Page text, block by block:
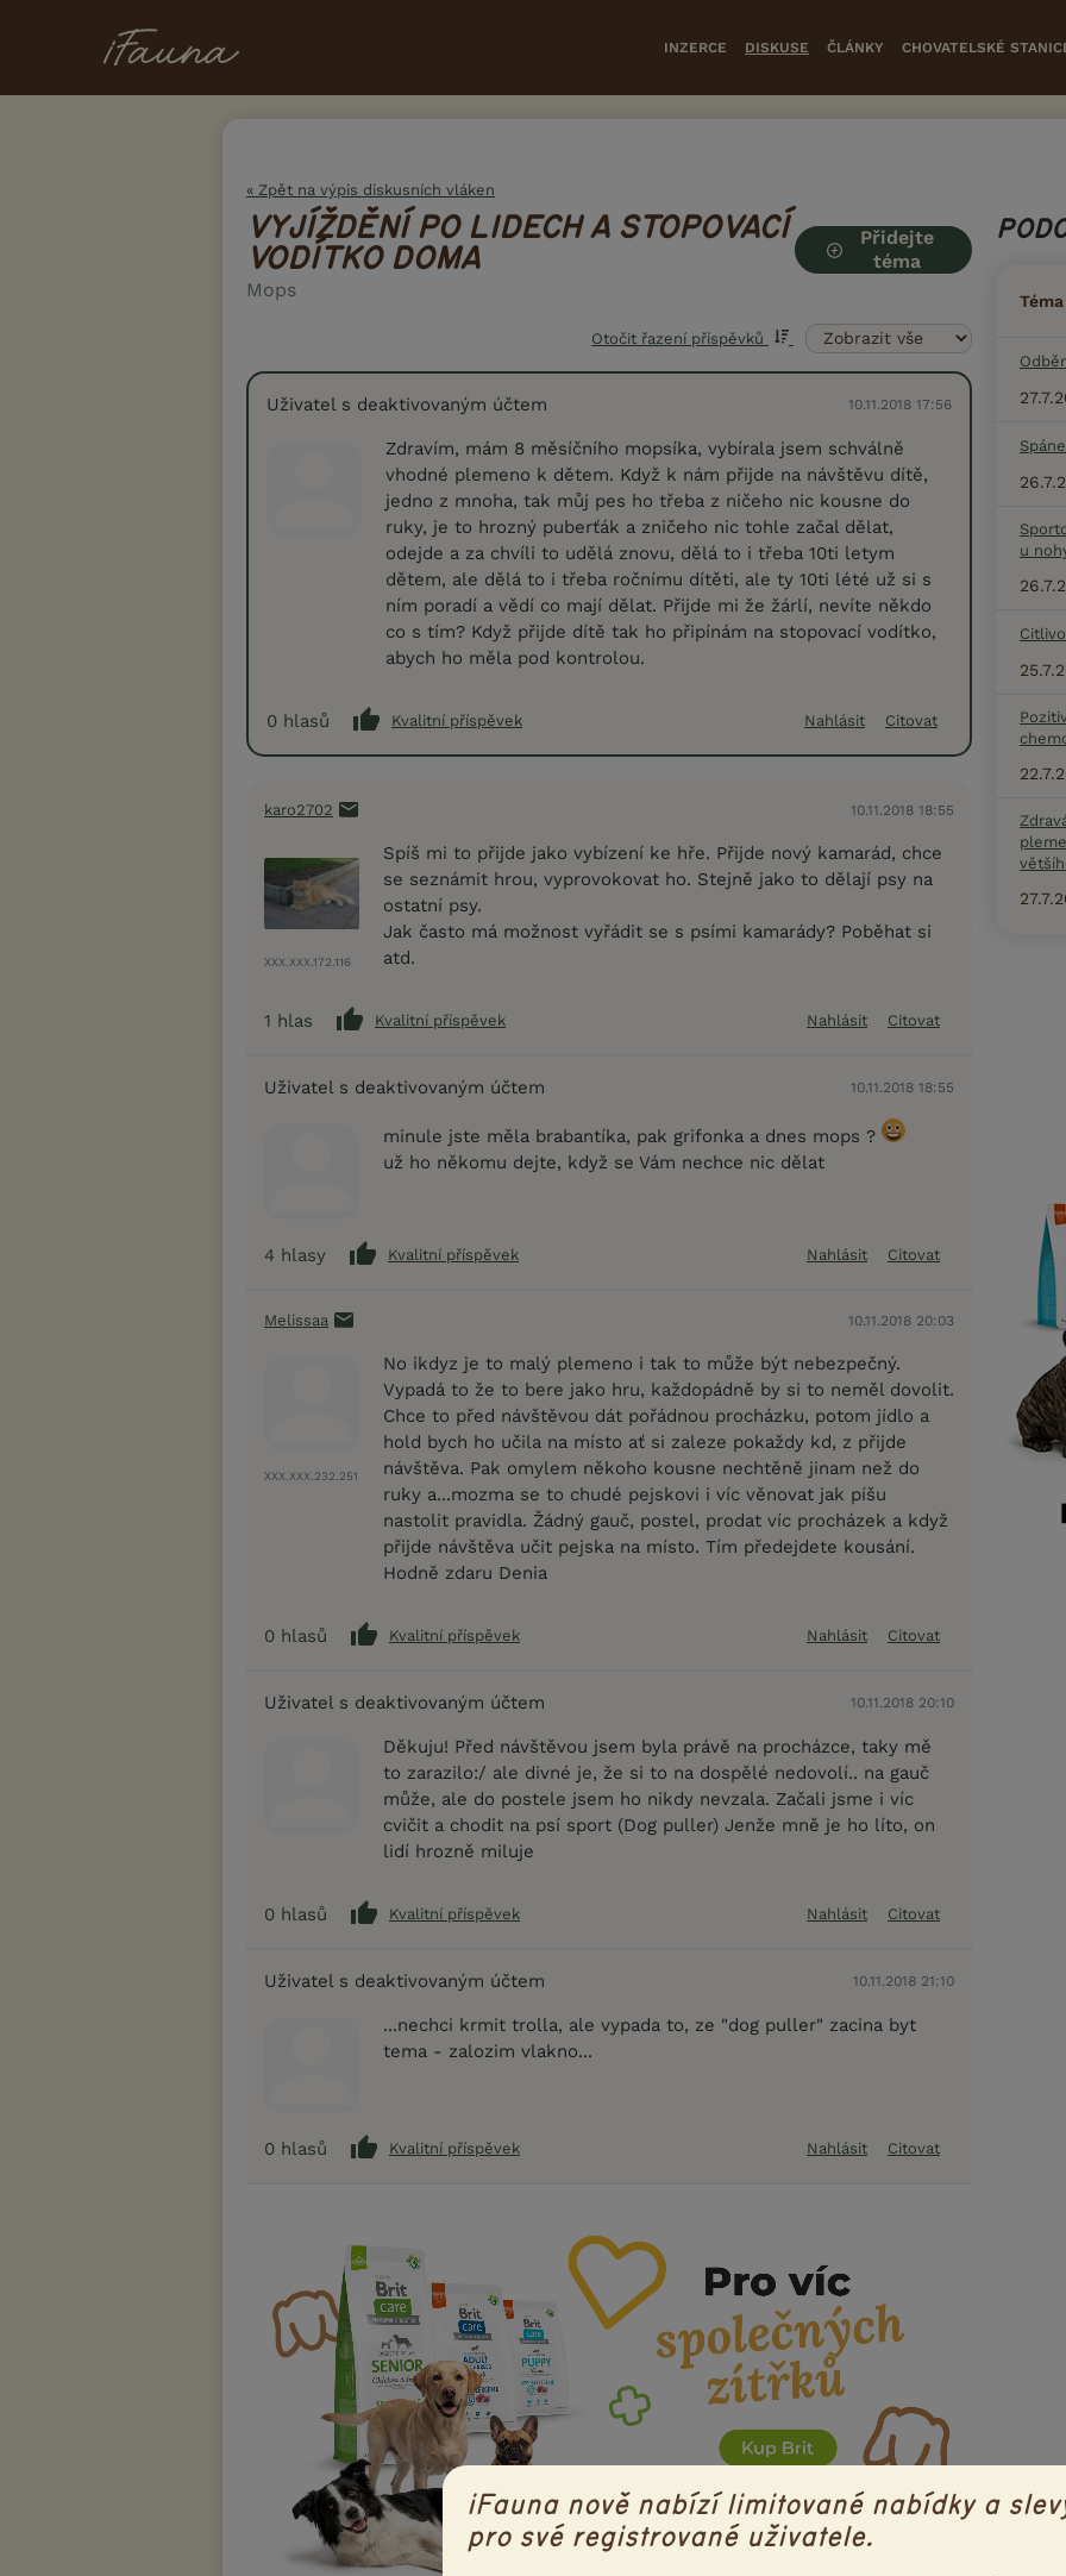
INZERCE DISKUSE ČLÁNKY CHOVATELSKÉ
« Zpět na výpis diskusních vláken
VYJÍŽDĚNÍ PO LIDECH A STOPOVACÍ
VODÍTKO DOMA
Mops
Přidejte
téma
Otočit řazení příspěvků
Uživatel s deaktivovaným účtem 10.11.2018 17:56
Zdravím, mám 8 měsíčního mopsíka, vybírala jsem schválně
vhodné plemeno k dětem. Když k nám přijde na návštěvu dítě,
jedno z mnoha, tak můj pes ho třeba z ničeho nic kousne do
ruky, je to hrozný puberťák a zničeho nic tohle začal dělat,
odejde a za chvíli to udělá znovu, dělá to i třeba 10ti letym
dětem, ale dělá to i třeba ročnímu dítěti, ale ty 10ti lété už si s
ním poradí a vědí co mají dělat. Přijde mi že žárlí, nevíte někdo
co s tím? Když přijde dítě tak ho připínám na stopovací vodítko,
abych ho měla pod kontrolou.
0 hlasů Kvalitní příspěvek Nahlásit Citovat
karo2702 10.11.2018 18:55
XXX.XXX.172.116
Spíš mi to přijde jako vybízení ke hře. Přijde nový kamarád, chce
se seznámit hrou, vyprovokovat ho. Stejně jako to dělají psy na
ostatní psy.
Jak často má možnost vyřádit se s psími kamarády? Poběhat si
atd.
1 hlas Kvalitní příspěvek Nahlásit Citovat
Uživatel s deaktivovaným účtem 10.11.2018 18:55
minule jste měla brabantíka, pak grifonka a dnes mops ?
už ho někomu dejte, když se Vám nechce nic dělat
4 hlasy Kvalitní příspěvek Nahlásit Citovat
Melissaa 10.11.2018 20:03
XXX.XXX.232.251
No ikdyz je to malý plemeno i tak to může být nebezpečný.
Vypadá to že to bere jako hru, každopádně by si to neměl dovolit.
Chce to před návštěvou dát pořádnou procházku, potom jídlo a
hold bych ho učila na místo ať si zaleze pokaždy kd, z přijde
návštěva. Pak omylem někoho kousne nechtěně jinam než do
ruky a...mozma se to chudé pejskovi i víc věnovat jak píšu
nastolit pravidla. Žádný gauč, postel, prodat víc procházek a když
přijde návštěva učit pejska na místo. Tím předejdete kousání.
Hodně zdaru Denia
0 hlasů Kvalitní příspěvek Nahlásit Citovat
Uživatel s deaktivovaným účtem 10.11.2018 20:10
Děkuju! Před návštěvou jsem byla právě na procházce, taky mě
to zarazilo:/ ale divné je, že si to na dospělé nedovolí.. na gauč
může, ale do postele jsem ho nikdy nevzala. Začali jsme i víc
cvičit a chodit na psí sport (Dog puller) Jenže mně je ho líto, on
lidí hrozně miluje
0 hlasů Kvalitní příspěvek Nahlásit Citovat
Uživatel s deaktivovaným účtem 10.11.2018 21:10
...nechci krmit trolla, ale vypada to, ze "dog puller" zacina byt
tema - zalozim vlakno...
0 hlasů Kvalitní příspěvek Nahlásit Citovat
Téma
u
iFauna nově nabízí limitované nabídky a
pro své registrované uživatele.